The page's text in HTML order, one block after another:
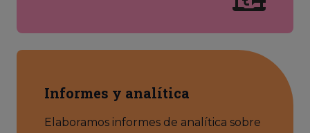
Informes y analítica
Elaboramos informes de analítica sobre